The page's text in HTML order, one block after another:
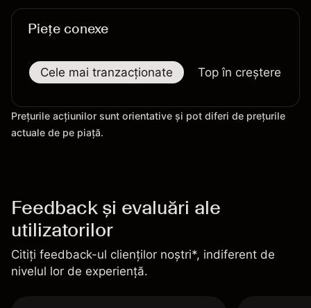
Piețe conexe
Cele mai tranzacționate Top în creștere
Prețurile acțiunilor sunt orientative și pot diferi de prețurile
actuale de pe piață.
Feedback și evaluări ale
utilizatorilor
Citiți feedback-ul clienților noștri*, indiferent de
nivelul lor de experiență.